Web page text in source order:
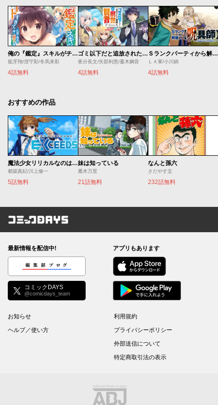
俺の『鑑定』スキルがチートすぎて
龍牙翔/澄守彩/冬馬来彩
4話無料
ゴミ以下だと追放された使用人、実は前世賢者です ～史上最強の賢者、世界最高峰の学園に通う～
夜分長文/矢部利恩/蔓木鋼音
4話無料
Ｓランクパーティから解雇された【呪具師】～『呪いのアイテム』しか作れませんが、その性能はアーティファクト級なり……！～
ＬＡ軍/小川錦
4話無料
おすすめの作品
魔法少女リリカルなのは EXCEEDS
都築真紀/川上修一
5話無料
妹は知っている
雁木万里
21話無料
なんと孫六
さだやす圭
232話無料
コミックDAYS
最新情報を配信中!
編集部ブログ
コミックDAYS
@comicdays_team
アプリもあります
お知らせ
ヘルプ／使い方
利用規約
プライバシーポリシー
外部送信について
特定商取引法の表示